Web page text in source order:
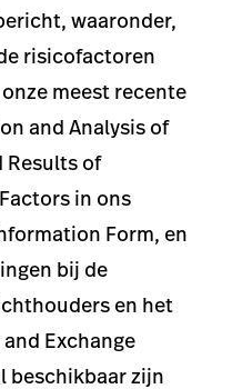
waaronder,
risicofactoren
meest recente
and Analysis of
Results of
in ons
Form, en
bij de
en het
Exchange
beschikbaar zijn